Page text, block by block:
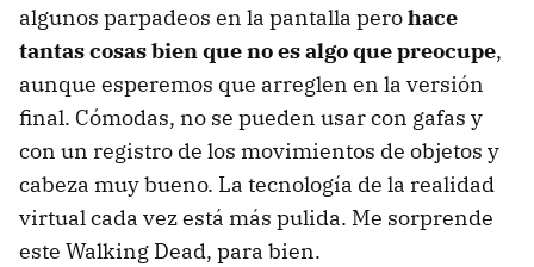
algunos parpadeos en la pantalla perohace
tantas cosas bien que no es algo que preocupe,
aunque esperemos que arreglen en la versión
final. Cómodas, no se pueden usar con gafas y
con un registro de los movimientos de objetos y
cabeza muy bueno. La tecnología de la realidad
virtual cada vez está más pulida. Me sorprende
este Walking Dead, para bien.